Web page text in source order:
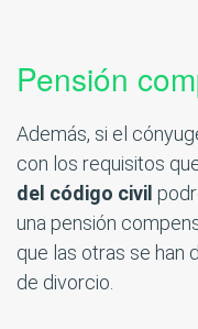
Pensión
Además, si el
con los requisitos
del código civil
una pensión
que las otras se han
de divorcio.